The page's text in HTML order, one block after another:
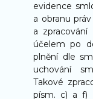
evidence
a obranu
a
účelem po
plnění dle
uchování
Takové
písm. c) a f)